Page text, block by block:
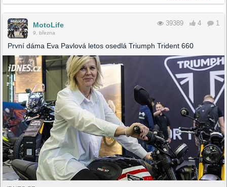
MotoLife
9. března
39389 4 1
První dáma Eva Pavlová letos osedlá Triumph Trident 660